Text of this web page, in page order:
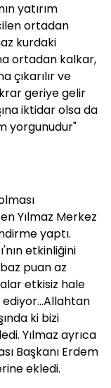
yatırım
ortadan
kurdaki
ortadan kalkar,
çıkarılır ve
geriye gelir
iktidar olsa da
yorgunudur"
Yılmaz Merkez
yaptı.
etkinliğini
puan az
etkisiz hale
ki bizi
Yılmaz ayrıca
Başkanı Erdem
ekledi.